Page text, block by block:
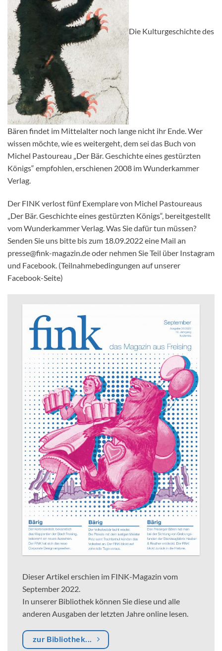
Die Kulturgeschichte des
Bären findet im Mittelalter noch lange nicht ihr Ende. Wer
wissen möchte, wie es weitergeht, dem sei das Buch von
Michel Pastoureau „Der Bär. Geschichte eines gestürzten
Königs“ empfohlen, erschienen 2008 im Wunderkammer
Verlag.
Der FINK verlost fünf Exemplare von Michel Pastoureaus
„Der Bär. Geschichte eines gestürzten Königs“, bereitgestellt
vom Wunderkammer Verlag. Was Sie dafür tun müssen?
Senden Sie uns bitte bis zum 18.09.2022 eine Mail an
presse@fink-magazin.de oder nehmen Sie Teil über Instagram
und Facebook. (Teilnahmebedingungen auf unserer
Facebook-Seite)
Dieser Artikel erschien im FINK-Magazin vom
September 2022.
In unserer Bibliothek können Sie diese und alle
anderen Ausgaben der letzten Jahre online lesen.
zur Bibliothek...